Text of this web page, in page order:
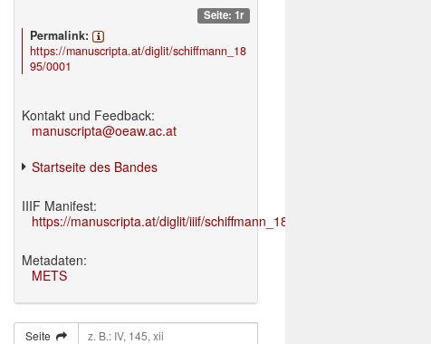
Seite: 1r
Permalink:
https://manuscripta.at/diglit/schiffmann_18
95/0001
Kontakt und Feedback:
manuscripta@oeaw.ac.at
Startseite des Bandes
IIIF Manifest:
https://manuscripta.at/diglit/iiif/schiffmann_1895/manifest.json
Metadaten:
METS
Seite